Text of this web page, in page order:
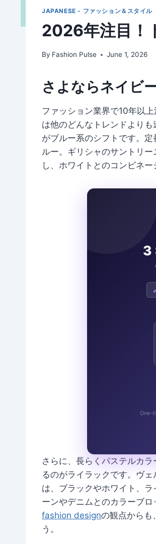
JAPANESE - ファッション＆スタイル
2026年注目！
By Fashion Pulse June 1, 2026
さよならネイビ
ファッション業界で10年以
は他のどんなトレンドより
がブルー系のシフトです。
ルー。ギリシャのサントリ
し、ホワイトとのコンビネー
3
One-
さらに、長らくパステルカ
るのがライラックです。ヴ
は、ブラックやホワイト、
ーンやデニムとのカラーブ
fashion designの観点からも
う。